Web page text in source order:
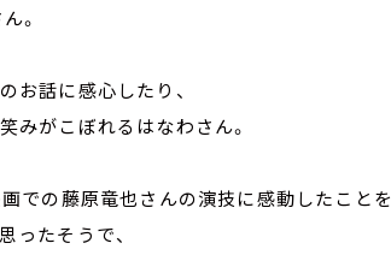
。
お話に感心したり、
みがこぼれるはなわさん。
画での藤原竜也さんの演技に感動したことを
ったそうで、